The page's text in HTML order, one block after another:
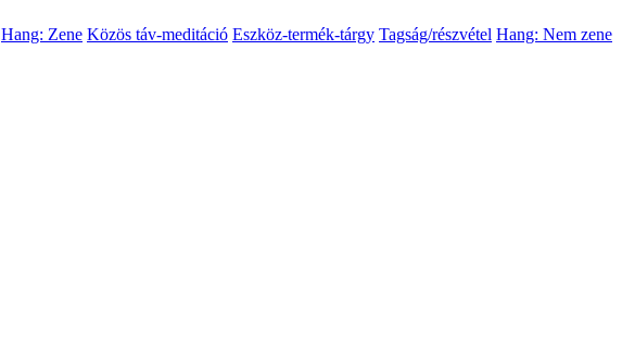
Hang: Zene Közös táv-meditáció Eszköz-termék-tárgy Tagság/részvétel Hang: Nem zene